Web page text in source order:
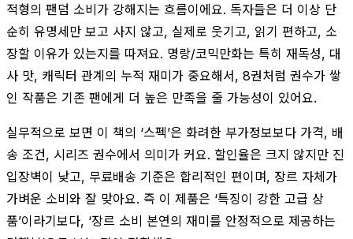
적형의 팬덤 소비가 강해지는 흐름이에요. 독자들은 더 이상 단
순히 유명세만 보고 사지 않고, 실제로 웃기고, 읽기 편하고, 소
장할 이유가 있는지를 따져요. 명랑/코믹만화는 특히 재독성, 대
사 맛, 캐릭터 관계의 누적 재미가 중요해서, 8권처럼 권수가 쌓
인 작품은 기존 팬에게 더 높은 만족을 줄 가능성이 있어요.
실무적으로 보면 이 책의 ‘스펙’은 화려한 부가정보보다 가격, 배
송 조건, 시리즈 권수에서 의미가 커요. 할인율은 크지 않지만 진
입장벽이 낮고, 무료배송 기준은 합리적인 편이며, 장르 자체가
가벼운 소비와 잘 맞아요. 즉 이 제품은 ‘특징이 강한 고급 상
품’이라기보다, ‘장르 소비 본연의 재미를 안정적으로 제공하는